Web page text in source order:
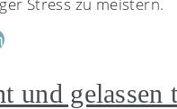
und gelassen